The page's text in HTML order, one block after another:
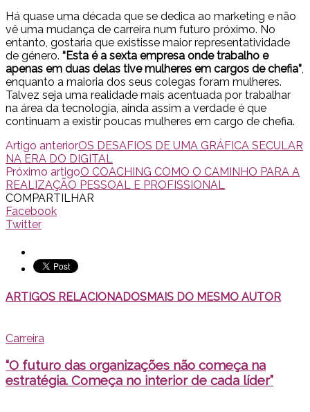
Há quase uma década que se dedica ao marketing e não
vê uma mudança de carreira num futuro próximo. No
entanto, gostaria que existisse maior representatividade
de género. “Esta é a sexta empresa onde trabalho e
apenas em duas delas tive mulheres em cargos de chefia”,
enquanto a maioria dos seus colegas foram mulheres.
Talvez seja uma realidade mais acentuada por trabalhar
na área da tecnologia, ainda assim a verdade é que
continuam a existir poucas mulheres em cargo de chefia.
Artigo anteriorOS DESAFIOS DE UMA GRÁFICA SECULAR
NA ERA DO DIGITAL
Próximo artigoO COACHING COMO O CAMINHO PARA A
REALIZAÇÃO PESSOAL E PROFISSIONAL
COMPARTILHAR
Facebook
Twitter
ARTIGOS RELACIONADOSMAIS DO MESMO AUTOR
Carreira
“O futuro das organizações não começa na
estratégia. Começa no interior de cada líder”